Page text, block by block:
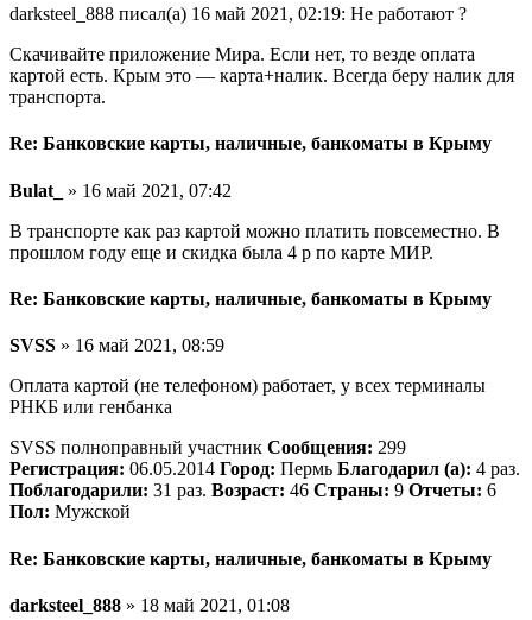
darksteel_888 писал(а) 16 май 2021, 02:19: Не работают ?
Скачивайте приложение Мира. Если нет, то везде оплата
картой есть. Крым это — карта+налик. Всегда беру налик для
транспорта.
Re: Банковские карты, наличные, банкоматы в Крыму
Bulat_
» 16 май 2021, 07:42
В транспорте как раз картой можно платить повсеместно. В
прошлом году еще и скидка была 4 р по карте МИР.
Re: Банковские карты, наличные, банкоматы в Крыму
SVSS » 16 май 2021, 08:59
Оплата картой (не телефоном) работает, у всех терминалы
РНКБ или генбанка
SVSS полноправный участник Сообщения: 299
Регистрация: 06.05.2014 Город: Пермь Благодарил (а): 4 раз.
Поблагодарили: 31 раз. Возраст: 46 Страны: 9 Отчеты: 6
Пол: Мужской
Re: Банковские карты, наличные, банкоматы в Крыму
darksteel_888 » 18 май 2021, 01:08